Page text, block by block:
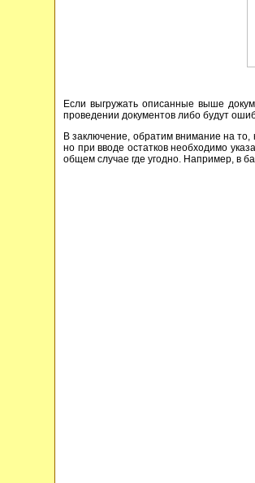
Если выгружать описанные выше
проведении документов либо будут
В заключение, обратим внимание на то,
но при вводе остатков необходимо
общем случае где угодно. Например, в